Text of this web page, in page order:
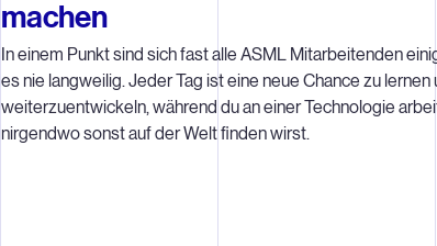
machen
In einem Punkt sind sich fast alle ASML Mitarbeitenden
es nie langweilig. Jeder Tag ist eine neue Chance zu lernen
weiterzuentwickeln, während du an einer Technologie
nirgendwo sonst auf der Welt finden wirst.